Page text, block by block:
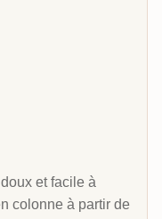
et facile à
colonne à partir de